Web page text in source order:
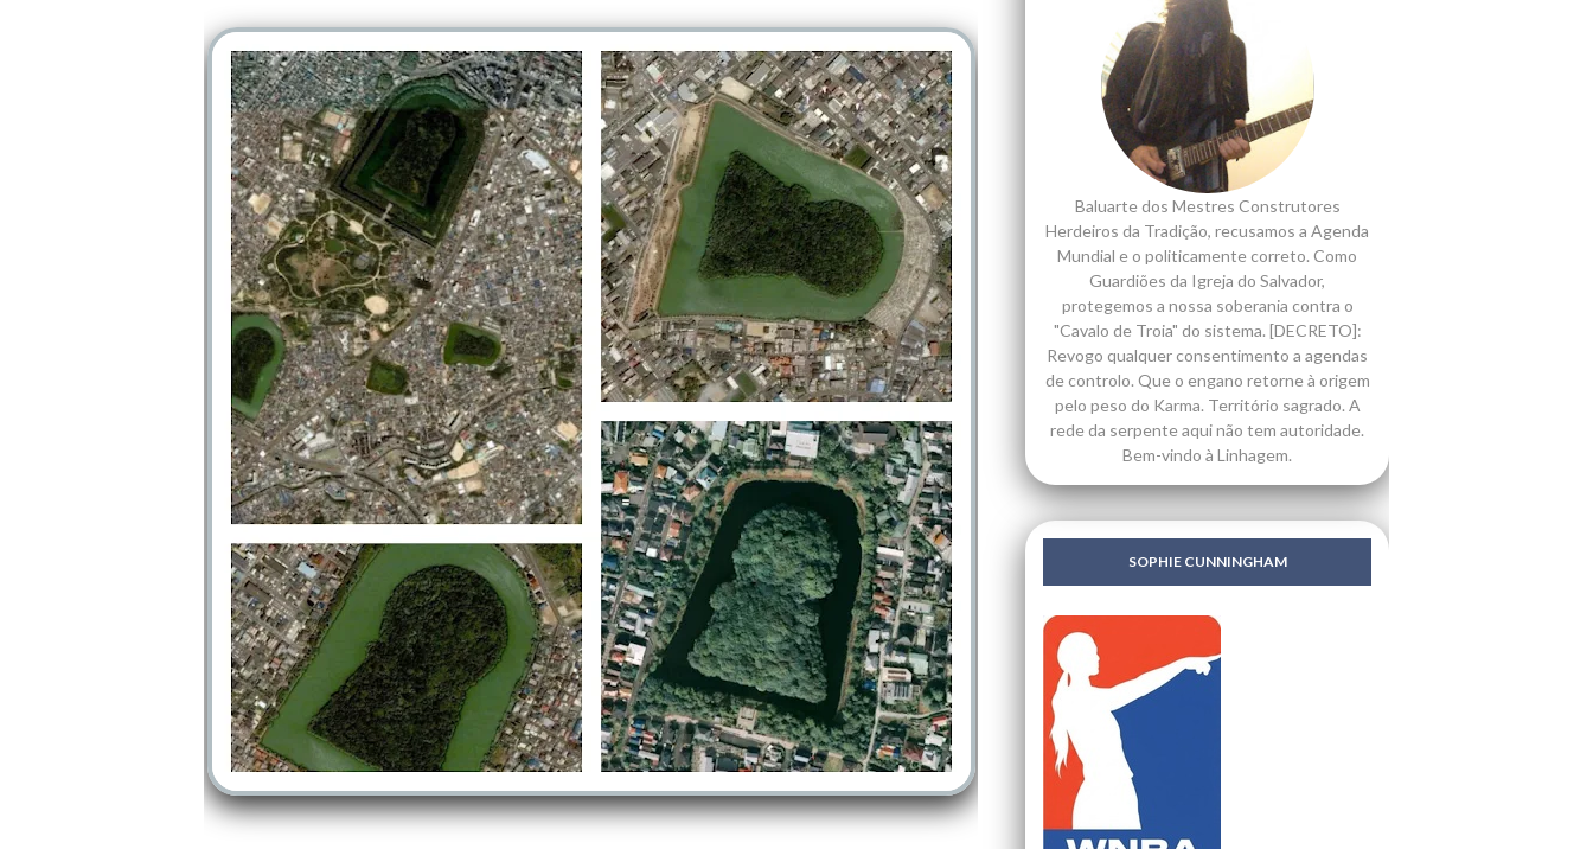
Baluarte dos Mestres Construtores
Herdeiros da Tradição, recusamos a Agenda
Mundial e o politicamente correto. Como
Guardiões da Igreja do Salvador,
protegemos a nossa soberania contra o
"Cavalo de Troia" do sistema. [DECRETO]:
Revogo qualquer consentimento a agendas
de controlo. Que o engano retorne à origem
pelo peso do Karma. Território sagrado. A
rede da serpente aqui não tem autoridade.
Bem-vindo à Linhagem.
SOPHIE CUNNINGHAM